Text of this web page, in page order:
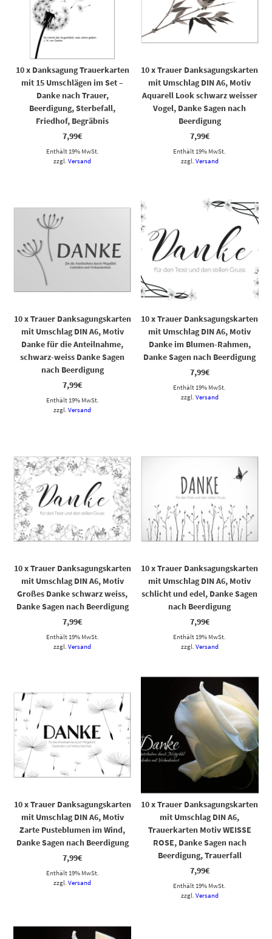
10 x Danksagung Trauerkarten
mit 15 Umschlägen im Set –
Danke nach Trauer,
Beerdigung, Sterbefall,
Friedhof, Begräbnis
7,99€
Enthält 19% MwSt.
zzgl.Versand
10 x Trauer Danksagungskarten
mit Umschlag DIN A6, Motiv
Aquarell Look schwarz weisser
Vogel, Danke Sagen nach
Beerdigung
7,99€
Enthält 19% MwSt.
zzgl. Versand
10 x Trauer Danksagungskarten
mit Umschlag DIN A6, Motiv
Danke für die Anteilnahme,
schwarz-weiss Danke Sagen
nach Beerdigung
7,99€
Enthält 19% MwSt.
zzgl.Versand
10 x Trauer Danksagungskarten
mit Umschlag DIN A6, Motiv
Danke im Blumen-Rahmen,
Danke Sagen nach Beerdigung
7,99€
Enthält 19% MwSt.
zzgl. Versand
10 x Trauer Danksagungskarten
mit Umschlag DIN A6, Motiv
Großes Danke schwarz weiss,
Danke Sagen nach Beerdigung
7,99€
Enthält 19% MwSt.
zzgl.Versand
10 x Trauer Danksagungskarten
mit Umschlag DIN A6, Motiv
schlicht und edel, Danke Sagen
nach Beerdigung
7,99€
Enthält 19% MwSt.
zzgl. Versand
10 x Trauer Danksagungskarten
mit Umschlag DIN A6, Motiv
Zarte Pusteblumen im Wind,
Danke Sagen nach Beerdigung
7,99€
Enthält 19% MwSt.
zzgl.Versand
10 x Trauer Danksagungskarten
mit Umschlag DIN A6,
Trauerkarten Motiv WEISSE
ROSE, Danke Sagen nach
Beerdigung, Trauerfall
7,99€
Enthält 19% MwSt.
zzgl. Versand